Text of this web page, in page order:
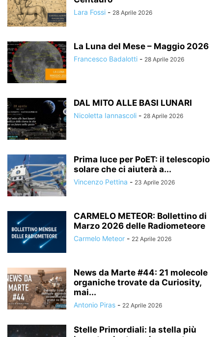
Lara Fossi - 28 Aprile 2026
La Luna del Mese – Maggio 2026
Francesco Badalotti - 28 Aprile 2026
DAL MITO ALLE BASI LUNARI
Nicoletta Iannascoli - 28 Aprile 2026
Prima luce per PoET: il telescopio
solare che ci aiuterà a...
Vincenzo Pettina - 23 Aprile 2026
CARMELO METEOR: Bollettino di
Marzo 2026 delle Radiometeore
Carmelo Meteor - 22 Aprile 2026
News da Marte #44: 21 molecole
organiche trovate da Curiosity,
mai...
Antonio Piras - 22 Aprile 2026
Stelle Primordiali: la stella più